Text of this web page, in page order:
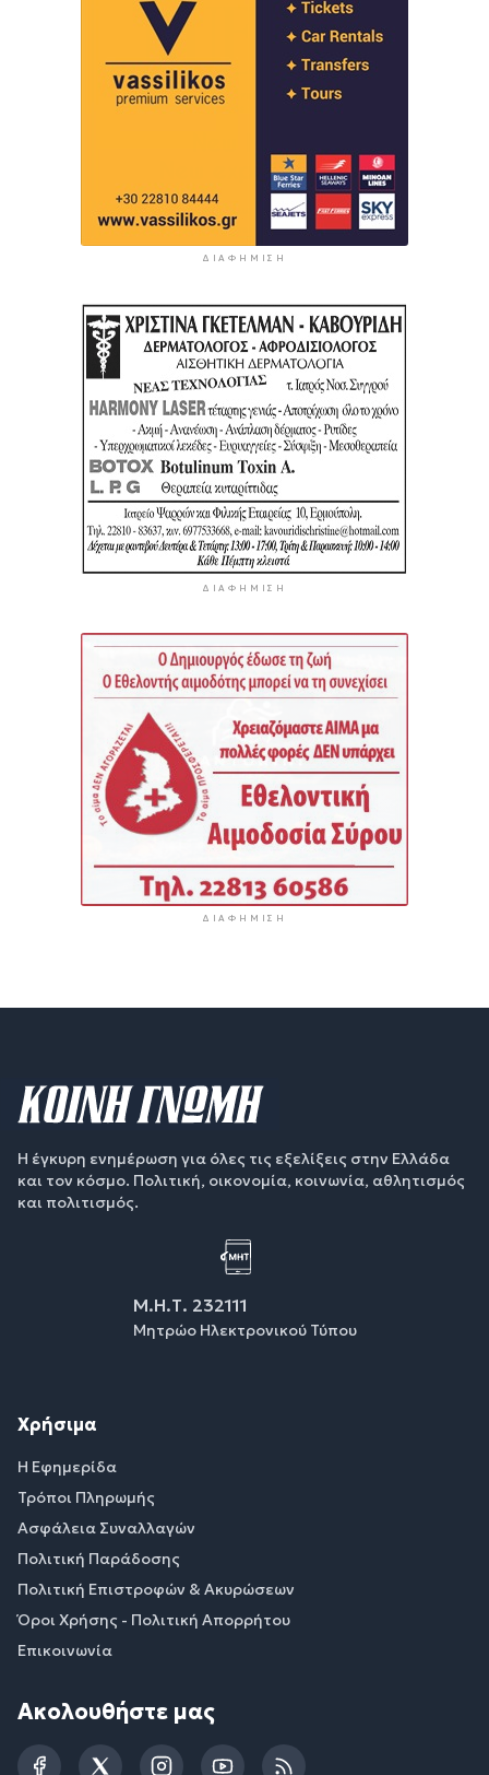
ΔΙΑΦΉΜΙΣΗ
ΔΙΑΦΉΜΙΣΗ
ΔΙΑΦΉΜΙΣΗ
Η έγκυρη ενημέρωση για όλες τις εξελίξεις στην Ελλάδα
και τον κόσμο. Πολιτική, οικονομία, κοινωνία, αθλητισμός
και πολιτισμός.
Μ.Η.Τ. 232111
Μητρώο Ηλεκτρονικού Τύπου
Χρήσιμα
Η Εφημερίδα
Τρόποι Πληρωμής
Ασφάλεια Συναλλαγών
Πολιτική Παράδοσης
Πολιτική Επιστροφών & Ακυρώσεων
Όροι Χρήσης - Πολιτική Απορρήτου
Επικοινωνία
Ακολουθήστε μας